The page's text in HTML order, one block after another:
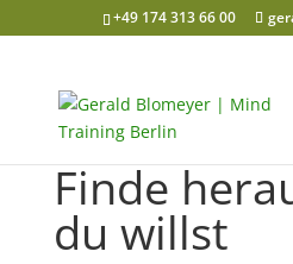
+49 174 313 66 00
Finde
du willst